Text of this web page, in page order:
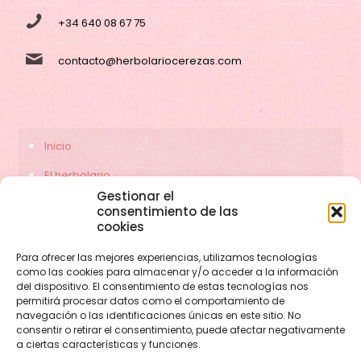
Gestionar el
consentimiento de las
cookies
Para ofrecer las mejores experiencias, utilizamos tecnologías
como las cookies para almacenar y/o acceder a la información
del dispositivo. El consentimiento de estas tecnologías nos
permitirá procesar datos como el comportamiento de
navegación o las identificaciones únicas en este sitio. No
consentir o retirar el consentimiento, puede afectar negativamente
a ciertas características y funciones.
+34 640 08 67 75
contacto@herbolariocerezas.com
Inicio
El herbolario